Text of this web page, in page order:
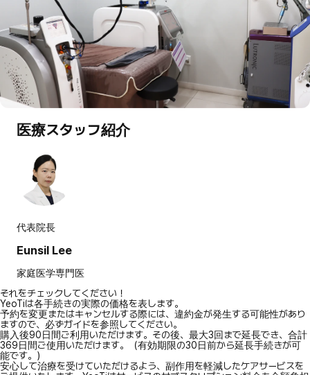
医療スタッフ紹介
代表院長
Eunsil Lee
家庭医学専門医
それをチェックしてください！
YeoTiは各手続きの実際の価格を表します。
予約を変更またはキャンセルする際には、違約金が発生する可能性があり
ますので、必ずガイドを参照してください。
購入後90日間ご利用いただけます。その後、最大3回まで延長でき、合計
369日間ご使用いただけます。（有効期限の30日前から延長手続きが可
能です。）
安心して治療を受けていただけるよう、副作用を軽減したケアサービスを